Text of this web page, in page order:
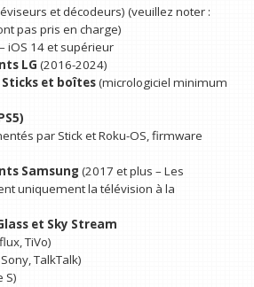
et décodeurs) (veuillez noter :
pas pris en charge)
– iOS 14 et supérieur
LG (2016-2024)
Sticks et boîtes(micrologiciel minimum
par Stick et Roku-OS, firmware
Samsung (2017 et plus – Les
uniquement la télévision à la
et Sky Stream
TiVo)
TalkTalk)
S)